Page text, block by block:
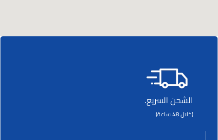
الشحن السريع.
(خلال 48 ساعة)